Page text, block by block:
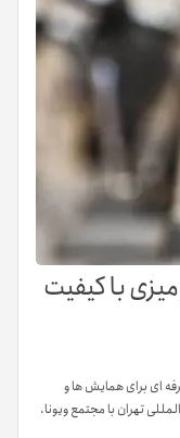
با کیفیت
ای برای همایش ها و
تهران با مجتمع ویونا.